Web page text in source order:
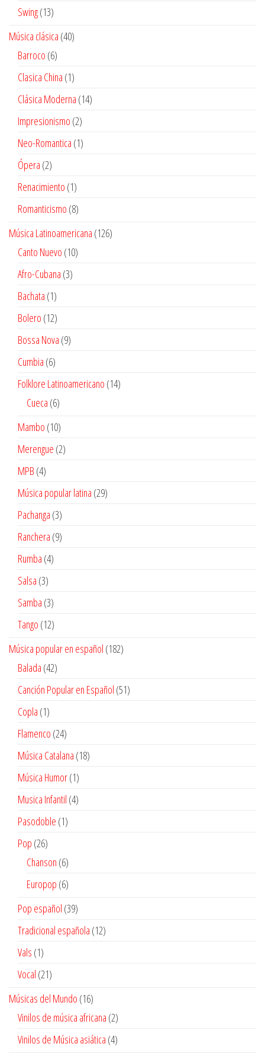
Swing 1313
Música clásica 4040
Barroco 66
productos
Clasica China 11
producto
Clásica Moderna 1414
Impresionismo 22
productos
Neo-Romantica 11
Ópera 22
productos
Renacimiento 11
producto
Romanticismo 88
Música Latinoamericana 126126
Canto Nuevo 1010
Afro-Cubana 33
Bachata 11
producto
Bolero 1212
productos
Bossa Nova 99
Cumbia 66
productos
Folklore Latinoamericano 1414
Cueca 66
Mambo 1010
productos
Merengue 22
MPB 44
productos
Música popular latina 2929
Pachanga 33
productos
Ranchera 99
Rumba 44
Salsa 33
productos
Samba 33
productos
Tango 1212
Música popular en español 182182
Balada 4242
productos
Canción Popular en Español 5151
Copla 11
producto
Flamenco 2424
productos
Música Catalana 1818
Música Humor 11
producto
Musica Infantil 44
Pasodoble 11
Pop 2626
productos
Chanson 66
productos
Europop 66
Pop español 3939
productos
Tradicional española 1212
Vals 11
producto
Vocal 2121
Músicas del Mundo 1616
productos
Vinilos de música africana 22
productos
Vinilos de Música asiática 44